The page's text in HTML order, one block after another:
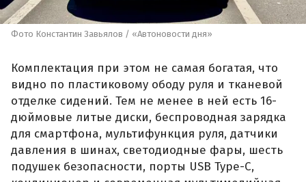
Фото Константин Завьялов / «Автоновости дня»
Комплектация при этом не самая богатая, что
видно по пластиковому ободу руля и тканевой
отделке сидений. Тем не менее в ней есть 16-
дюймовые литые диски, беспроводная зарядка
для смартфона, мультифункция руля, датчики
давления в шинах, светодиодные фары, шесть
подушек безопасности, порты USB Type-C,